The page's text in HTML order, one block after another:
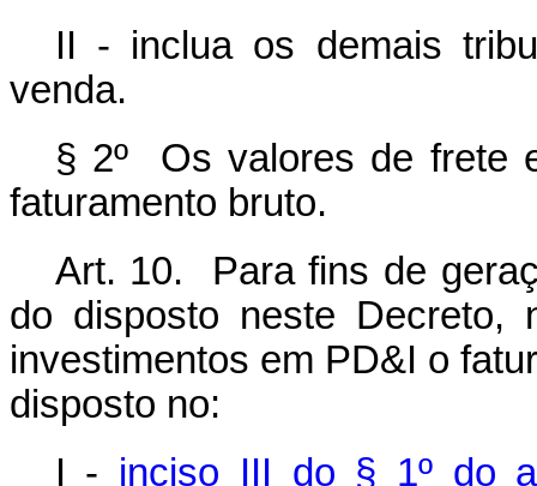
II - inclua os demais
venda.
§ 2º Os valores de frete
faturamento bruto.
Art. 10. Para fins de
do disposto neste
investimentos em PD&I o
disposto no:
I - inciso III do § 1º do